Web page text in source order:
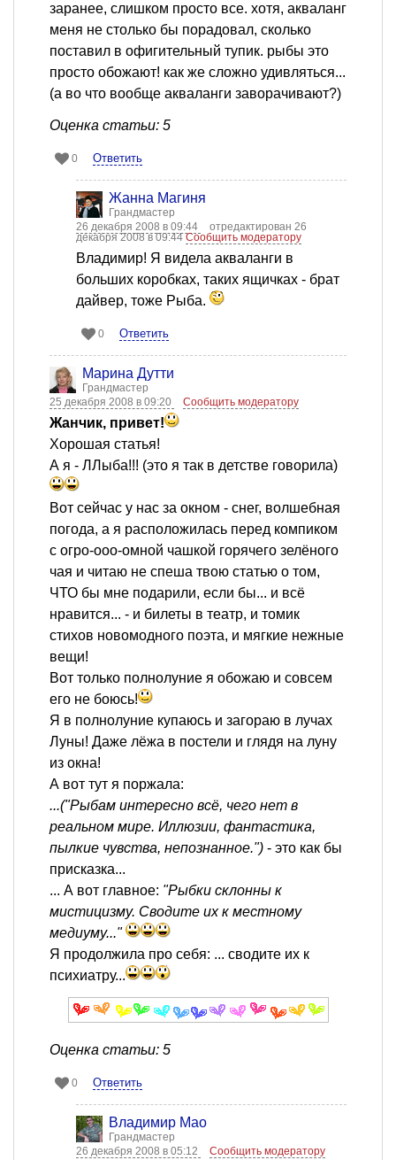
заранее, слишком просто все. хотя, акваланг
меня не столько бы порадовал, сколько
поставил в офигительный тупик. рыбы это
просто обожают! как же сложно удивляться...
(а во что вообще акваланги заворачивают?)
Оценка статьи: 5
0 Ответить
Жанна Магиня
Грандмастер
26 декабря 2008 в 09:44
отредактирован 26
декабря 2008 в 09:44Сообщить модератору
Владимир! Я видела акваланги в
больших коробках, таких ящичках - брат
дайвер, тоже Рыба.
0 Ответить
Марина Дутти
Грандмастер
25 декабря 2008 в 09:20
Сообщить модератору
Жанчик, привет!
Хорошая статья!
А я - ЛЛыба!!! (это я так в детстве говорила)
Вот сейчас у нас за окном - снег, волшебная
погода, а я расположилась перед компиком
с огро-ооо-омной чашкой горячего зелёного
чая и читаю не спеша твою статью о том,
ЧТО бы мне подарили, если бы... и всё
нравится... - и билеты в театр, и томик
стихов новомодного поэта, и мягкие нежные
вещи!
Вот только полнолуние я обожаю и совсем
его не боюсь!
Я в полнолуние купаюсь и загораю в лучах
Луны! Даже лёжа в постели и глядя на луну
из окна!
А вот тут я поржала:
...("Рыбам интересно всё, чего нет в
реальном мире. Иллюзии, фантастика,
пылкие чувства, непознанное.") - это как бы
присказка...
... А вот главное: "Рыбки склонны к
мистицизму. Сводите их к местному
медиуму..."
Я продолжила про себя: ... сводите их к
психиатру...
Оценка статьи: 5
0 Ответить
Владимир Мао
Грандмастер
26 декабря 2008 в 05:12
Сообщить модератору